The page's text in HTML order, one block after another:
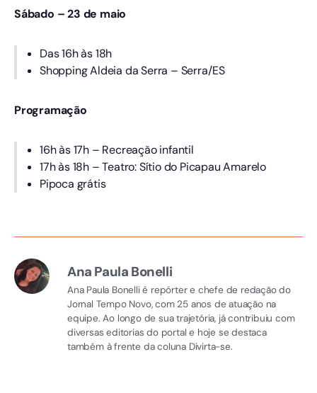
Sábado – 23 de maio
Das 16h às 18h
Shopping Aldeia da Serra – Serra/ES
Programação
16h às 17h – Recreação infantil
17h às 18h – Teatro: Sítio do Picapau Amarelo
Pipoca grátis
Ana Paula Bonelli
Ana Paula Bonelli é repórter e chefe de redação do
Jornal Tempo Novo, com 25 anos de atuação na
equipe. Ao longo de sua trajetória, já contribuiu com
diversas editorias do portal e hoje se destaca
também à frente da coluna Divirta-se.